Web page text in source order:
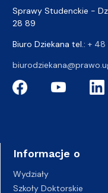
Sprawy Studenckie -
28 89
Biuro Dziekana tel.: + 48
Informacje o
Wydziały
Szkoły Doktorskie